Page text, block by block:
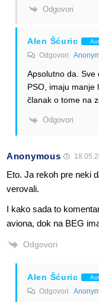
Odgovori
Alen Šćuric
Odgovori
Apsolutno da. Sve
PSO, imaju manje
članak o tome na
Odgovori
Anonymous
Eto. Ja rekoh pre neki
verovali.
I kako sada to
aviona, dok na BEG
Odgovori
Alen Šćuric
Odgovori